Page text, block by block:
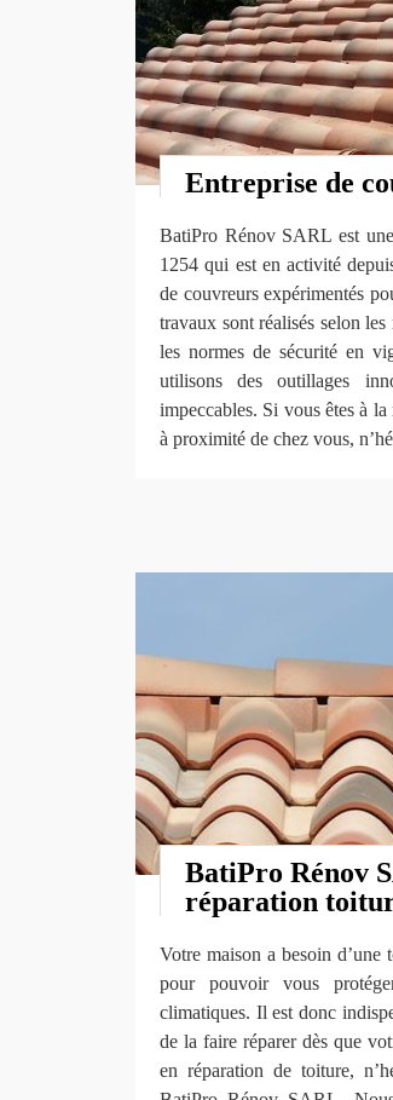
Entreprise de
BatiPro Rénov SARL est
1254 qui est en activité
de couvreurs expérimentés
travaux sont réalisés selon les
les normes de sécurité en
utilisons des outillages
impeccables. Si vous êtes à
à proximité de chez vous,
BatiPro Rénov
réparation
Votre maison a besoin d’une
pour pouvoir vous
climatiques. Il est donc
de la faire réparer dès que
en réparation de toiture,